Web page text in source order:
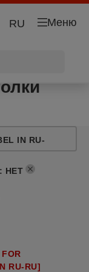
Меню
RU
IN RU-
: НЕТ
RU-RU]